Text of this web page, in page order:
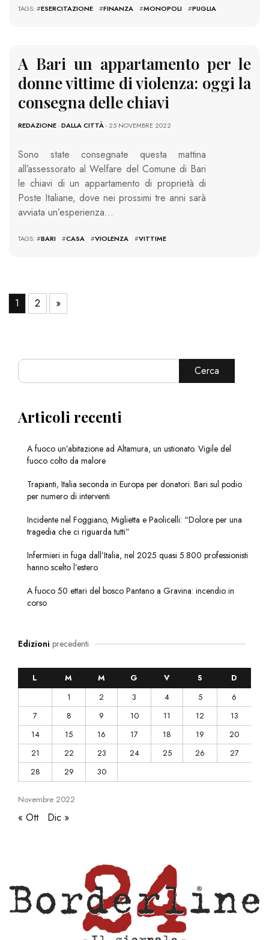
TAGS: #ESERCITAZIONE #FINANZA #MONOPOLI #PUGLIA
A Bari un appartamento per le
donne vittime di violenza: oggi la
consegna delle chiavi
REDAZIONE-DALLA CITTÀ- 25 NOVEMBRE 2022
Sono state consegnate questa mattina
all’assessorato al Welfare del Comune di Bari
le chiavi di un appartamento di proprietà di
Poste Italiane, dove nei prossimi tre anni sarà
avviata un’esperienza…
TAGS: #BARI #CASA #VIOLENZA #VITTIME
1 2 »
Cerca
Articoli recenti
A fuoco un’abitazione ad Altamura, un ustionato. Vigile del
fuoco colto da malore
Trapianti, Italia seconda in Europa per donatori. Bari sul podio
per numero di interventi
Incidente nel Foggiano, Miglietta e Paolicelli: “Dolore per una
tragedia che ci riguarda tutti”
Infermieri in fuga dall’Italia, nel 2025 quasi 5.800 professionisti
hanno scelto l’estero
A fuoco 50 ettari del bosco Pantano a Gravina: incendio in
corso
Edizioni precedenti
Novembre 2022
L M M G V S
D
1
2 3 4 5
6
7
8 9 10 11 12
13
14
15 16 17 18 19
20
21
22 23 24 25 26
27
28
29 30
« Ott Dic »